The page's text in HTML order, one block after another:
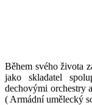
Během svého života
jako skladatel
dechovými orchestry
( Armádní umělecký